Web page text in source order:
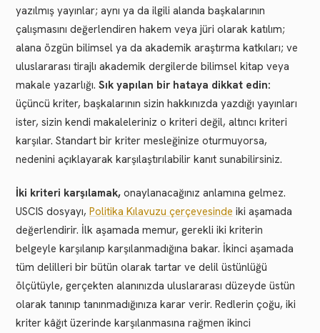
yazılmış yayınlar; aynı ya da ilgili alanda başkalarının
çalışmasını değerlendiren hakem veya jüri olarak katılım;
alana özgün bilimsel ya da akademik araştırma katkıları; ve
uluslararası tirajlı akademik dergilerde bilimsel kitap veya
makale yazarlığı. Sık yapılan bir hataya dikkat edin:
üçüncü kriter, başkalarının sizin hakkınızda yazdığı yayınları
ister, sizin kendi makaleleriniz o kriteri değil, altıncı kriteri
karşılar. Standart bir kriter mesleğinize oturmuyorsa,
nedenini açıklayarak karşılaştırılabilir kanıt sunabilirsiniz.
İki kriteri karşılamak, onaylanacağınız anlamına gelmez.
USCIS dosyayı, Politika Kılavuzu çerçevesinde iki aşamada
değerlendirir. İlk aşamada memur, gerekli iki kriterin
belgeyle karşılanıp karşılanmadığına bakar. İkinci aşamada
tüm delilleri bir bütün olarak tartar ve delil üstünlüğü
ölçütüyle, gerçekten alanınızda uluslararası düzeyde üstün
olarak tanınıp tanınmadığınıza karar verir. Redlerin çoğu, iki
kriter kâğıt üzerinde karşılanmasına rağmen ikinci